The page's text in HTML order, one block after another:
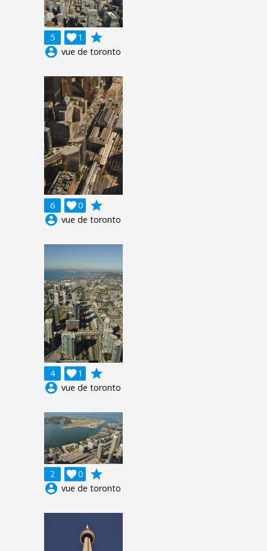
5 1

grade
account_circle vue de toronto
6 0

grade
account_circle vue de toronto
4 1

grade
account_circle vue de toronto
2 0

grade
account_circle vue de toronto